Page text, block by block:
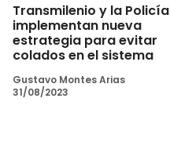
Transmilenio y la Policía
implementan nueva
estrategia para evitar
colados en el sistema
Gustavo Montes Arias
31/08/2023